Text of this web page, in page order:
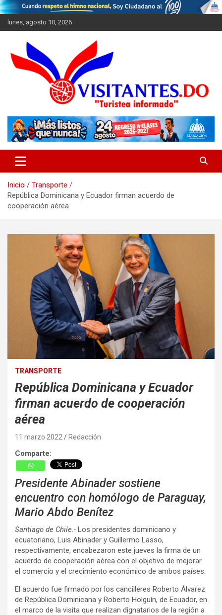
Saltar
al
contenido
lunes, agosto 10, 2026
Visitantes
Inicio
Transporte
República Dominicana y Ecuador firman acuerdo de
cooperación aérea
TRANSPORTE
República Dominicana y Ecuador
firman acuerdo de cooperación
aérea
11 marzo 2022 Redacción
Comparte:
Presidente Abinader sostiene
encuentro con homólogo de Paraguay,
Mario Abdo Benítez
Santiago de Chile.- Los presidentes dominicano y
ecuatoriano, Luis Abinader y Guillermo Lasso,
respectivamente, encabezaron este jueves la firma de un
acuerdo de cooperación aérea con el objetivo de mejorar
el comercio y el crecimiento económico de ambos países.
El acuerdo fue firmado por los cancilleres Roberto Álvarez
de República Dominicana y Roberto Holguín, de Ecuador, en
el marco de la visita que realizan dignatarios de la región a